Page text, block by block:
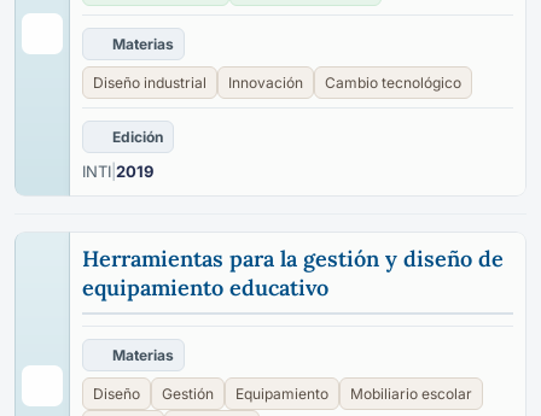
Materias
Diseño industrial Innovación Cambio tecnológico
Edición
INTI 2019
Herramientas para la gestión y diseño de
equipamiento educativo
Materias
Diseño Gestión Equipamiento
Mobiliario escolar